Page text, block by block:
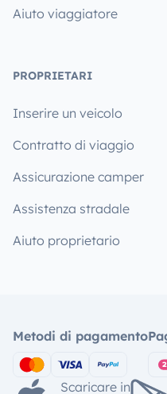
Aiuto viaggiatore
PROPRIETARI
Inserire un veicolo
Contratto di viaggio
Assicurazione camper
Assistenza stradale
Aiuto proprietario
Metodi di pagamento
Scaricare in